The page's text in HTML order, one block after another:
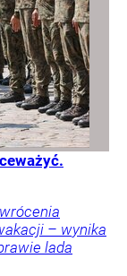
– wynika
lada